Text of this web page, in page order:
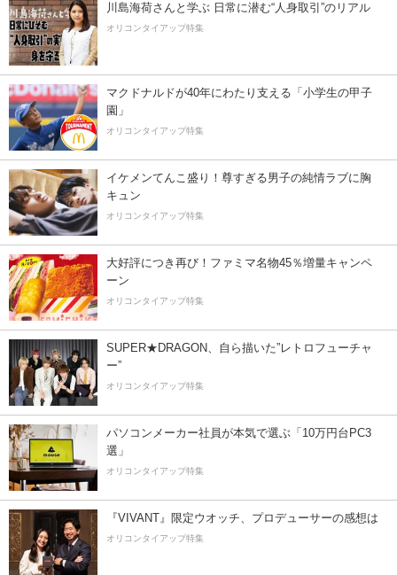
川島海荷さんと学ぶ 日常に潜む“人身取引”のリアル
オリコンタイアップ特集
マクドナルドが40年にわたり支える「小学生の甲子
園」
オリコンタイアップ特集
イケメンてんこ盛り！尊すぎる男子の純情ラブに胸
キュン
オリコンタイアップ特集
大好評につき再び！ファミマ名物45％増量キャンペ
ーン
オリコンタイアップ特集
SUPER★DRAGON、自ら描いた”レトロフューチャ
ー”
オリコンタイアップ特集
パソコンメーカー社員が本気で選ぶ「10万円台PC3
選」
オリコンタイアップ特集
『VIVANT』限定ウオッチ、プロデューサーの感想は
オリコンタイアップ特集